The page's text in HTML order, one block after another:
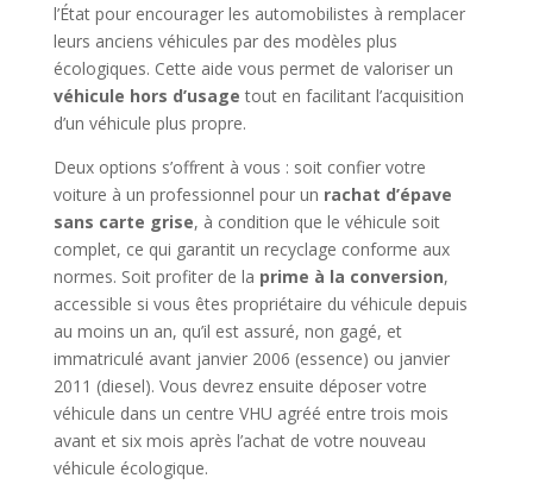
l’État pour encourager les automobilistes à remplacer
leurs anciens véhicules par des modèles plus
écologiques. Cette aide vous permet de valoriser un
véhicule hors d’usage tout en facilitant l’acquisition
d’un véhicule plus propre.
Deux options s’offrent à vous : soit confier votre
voiture à un professionnel pour un rachat d’épave
sans carte grise, à condition que le véhicule soit
complet, ce qui garantit un recyclage conforme aux
normes. Soit profiter de la prime à la conversion,
accessible si vous êtes propriétaire du véhicule depuis
au moins un an, qu’il est assuré, non gagé, et
immatriculé avant janvier 2006 (essence) ou janvier
2011 (diesel). Vous devrez ensuite déposer votre
véhicule dans un centre VHU agréé entre trois mois
avant et six mois après l’achat de votre nouveau
véhicule écologique.